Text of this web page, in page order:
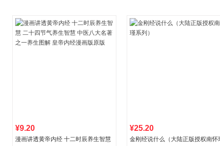
¥9.20
漫画讲透黄帝内经 十二时辰养生智慧
¥25.20
金刚经说什么（大陆正版授权南怀